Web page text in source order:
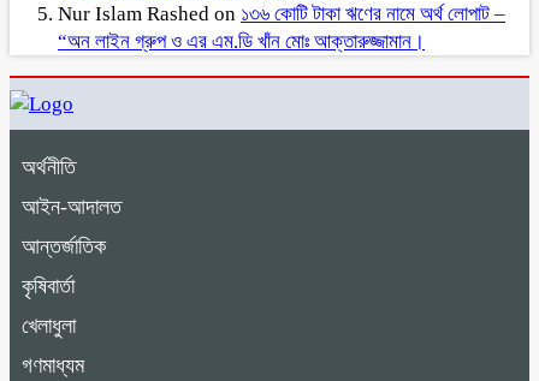
Nur Islam Rashed on ১৩৬ কোটি টাকা ঋণের নামে অর্থ লোপাট –
“অন লাইন গ্রুপ ও এর এম.ডি খাঁন মোঃ আক্তারুজ্জামান।
অর্থনীতি
আইন-আদালত
আন্তর্জাতিক
কৃষিবার্তা
খেলাধুলা
গণমাধ্যম